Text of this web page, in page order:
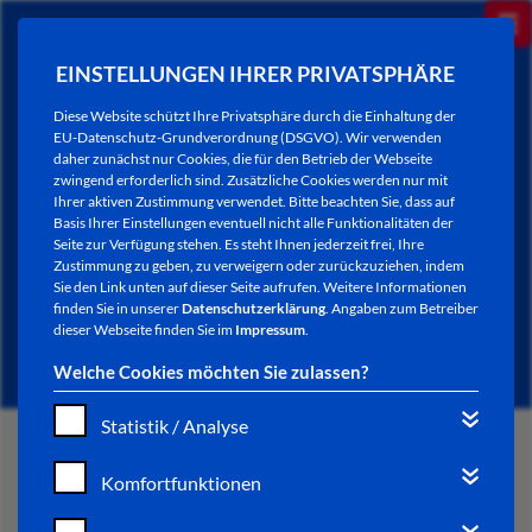
EINSTELLUNGEN IHRER PRIVATSPHÄRE
Diese Website schützt Ihre Privatsphäre durch die Einhaltung der
EU-Datenschutz-Grundverordnung (DSGVO). Wir verwenden
daher zunächst nur Cookies, die für den Betrieb der Webseite
zwingend erforderlich sind. Zusätzliche Cookies werden nur mit
Ihrer aktiven Zustimmung verwendet. Bitte beachten Sie, dass auf
Basis Ihrer Einstellungen eventuell nicht alle Funktionalitäten der
Seite zur Verfügung stehen. Es steht Ihnen jederzeit frei, Ihre
Zustimmung zu geben, zu verweigern oder zurückzuziehen, indem
Sie den Link unten auf dieser Seite aufrufen. Weitere Informationen
finden Sie in unsererDatenschutzerklärung. Angaben zum Betreiber
dieser Webseite finden Sie im Impressum.
Welche Cookies möchten Sie zulassen?
Statistik / Analyse
Komfortfunktionen
NEWSLETTER / CITY LETTER
START